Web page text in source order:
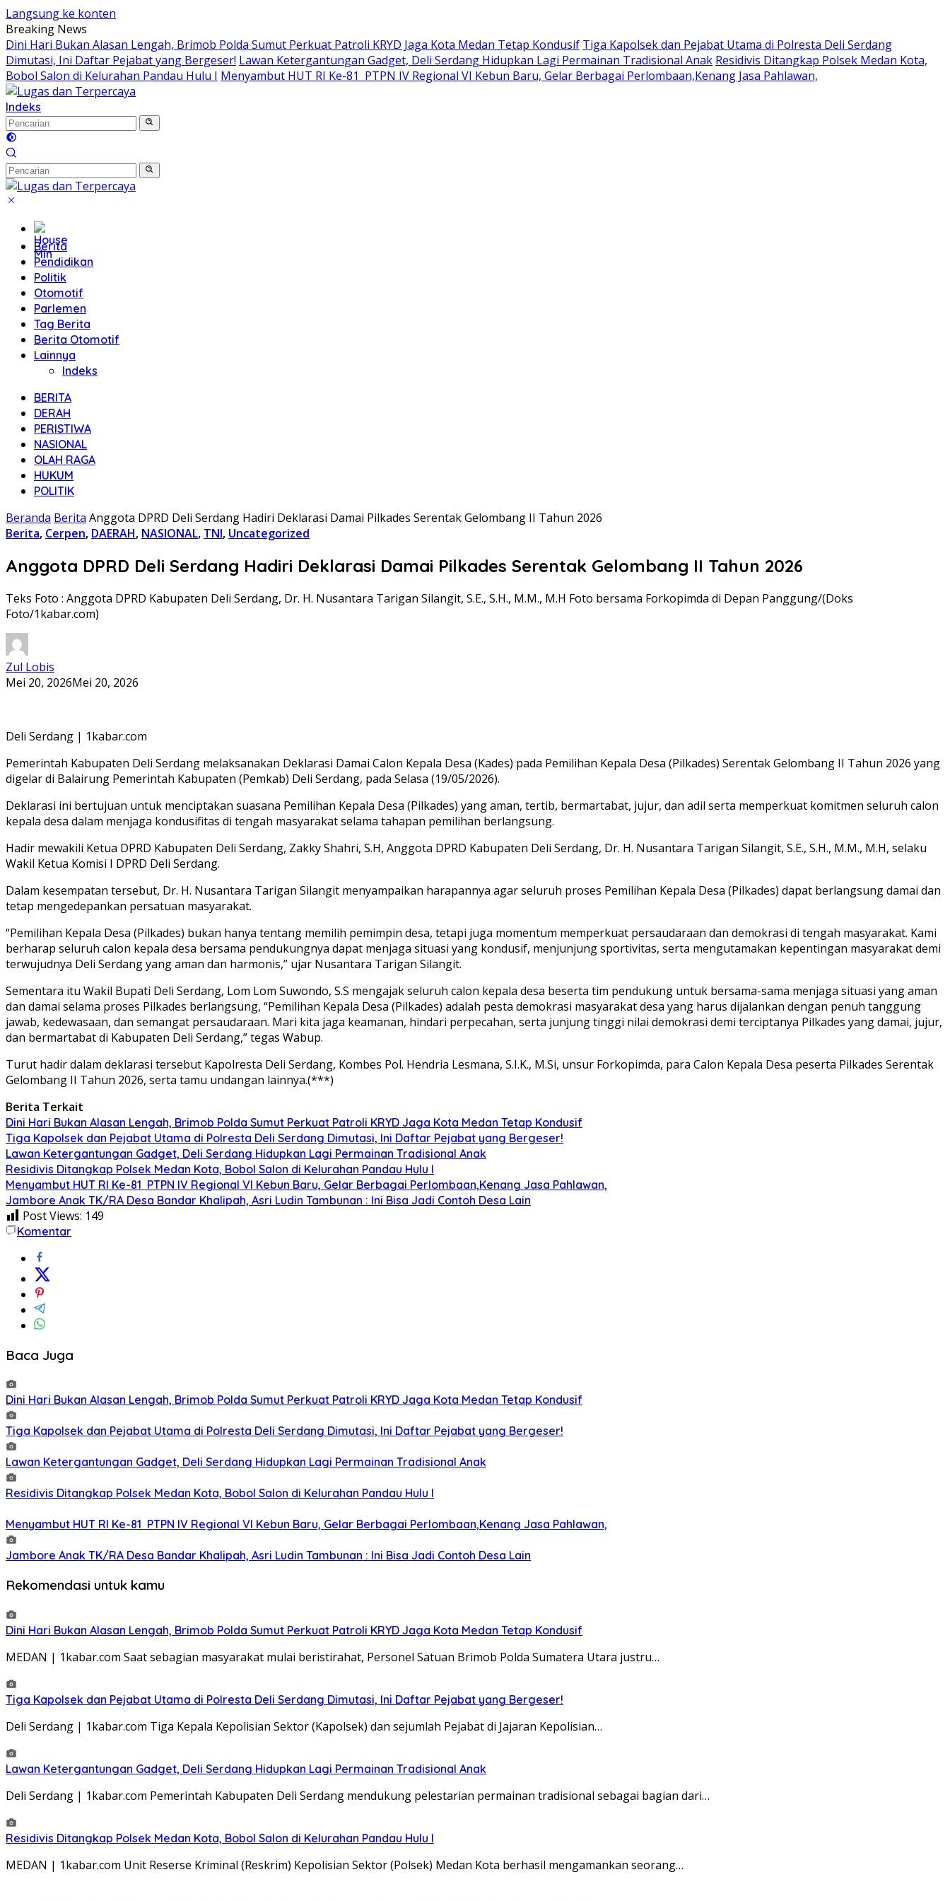
Langsung ke konten
Breaking News
Dini Hari Bukan Alasan Lengah, Brimob Polda Sumut Perkuat Patroli KRYD Jaga Kota Medan Tetap Kondusif Tiga Kapolsek dan Pejabat Utama di Polresta Deli Serdang
Dimutasi, Ini Daftar Pejabat yang Bergeser! Lawan Ketergantungan Gadget, Deli Serdang Hidupkan Lagi Permainan Tradisional Anak Residivis Ditangkap Polsek Medan Kota,
Bobol Salon di Kelurahan Pandau Hulu I Menyambut HUT RI Ke-81 PTPN IV Regional VI Kebun Baru, Gelar Berbagai Perlombaan,Kenang Jasa Pahlawan,
Indeks
Berita
Pendidikan
Politik
Otomotif
Parlemen
Tag Berita
Berita Otomotif
Lainnya
Indeks
BERITA
DERAH
PERISTIWA
NASIONAL
OLAH RAGA
HUKUM
POLITIK
Beranda Berita Anggota DPRD Deli Serdang Hadiri Deklarasi Damai Pilkades Serentak Gelombang II Tahun 2026
Berita, Cerpen, DAERAH, NASIONAL, TNI, Uncategorized
Anggota DPRD Deli Serdang Hadiri Deklarasi Damai Pilkades Serentak Gelombang II Tahun 2026
Teks Foto : Anggota DPRD Kabupaten Deli Serdang, Dr. H. Nusantara Tarigan Silangit, S.E., S.H., M.M., M.H Foto bersama Forkopimda di Depan Panggung/(Doks
Foto/1kabar.com)
Zul Lobis
Mei 20, 2026Mei 20, 2026
Deli Serdang | 1kabar.com
Pemerintah Kabupaten Deli Serdang melaksanakan Deklarasi Damai Calon Kepala Desa (Kades) pada Pemilihan Kepala Desa (Pilkades) Serentak Gelombang II Tahun 2026 yang
digelar di Balairung Pemerintah Kabupaten (Pemkab) Deli Serdang, pada Selasa (19/05/2026).
Deklarasi ini bertujuan untuk menciptakan suasana Pemilihan Kepala Desa (Pilkades) yang aman, tertib, bermartabat, jujur, dan adil serta memperkuat komitmen seluruh calon
kepala desa dalam menjaga kondusifitas di tengah masyarakat selama tahapan pemilihan berlangsung.
Hadir mewakili Ketua DPRD Kabupaten Deli Serdang, Zakky Shahri, S.H, Anggota DPRD Kabupaten Deli Serdang, Dr. H. Nusantara Tarigan Silangit, S.E., S.H., M.M., M.H, selaku
Wakil Ketua Komisi I DPRD Deli Serdang.
Dalam kesempatan tersebut, Dr. H. Nusantara Tarigan Silangit menyampaikan harapannya agar seluruh proses Pemilihan Kepala Desa (Pilkades) dapat berlangsung damai dan
tetap mengedepankan persatuan masyarakat.
“Pemilihan Kepala Desa (Pilkades) bukan hanya tentang memilih pemimpin desa, tetapi juga momentum memperkuat persaudaraan dan demokrasi di tengah masyarakat. Kami
berharap seluruh calon kepala desa bersama pendukungnya dapat menjaga situasi yang kondusif, menjunjung sportivitas, serta mengutamakan kepentingan masyarakat demi
terwujudnya Deli Serdang yang aman dan harmonis,” ujar Nusantara Tarigan Silangit.
Sementara itu Wakil Bupati Deli Serdang, Lom Lom Suwondo, S.S mengajak seluruh calon kepala desa beserta tim pendukung untuk bersama-sama menjaga situasi yang aman
dan damai selama proses Pilkades berlangsung, “Pemilihan Kepala Desa (Pilkades) adalah pesta demokrasi masyarakat desa yang harus dijalankan dengan penuh tanggung
jawab, kedewasaan, dan semangat persaudaraan. Mari kita jaga keamanan, hindari perpecahan, serta junjung tinggi nilai demokrasi demi terciptanya Pilkades yang damai, jujur,
dan bermartabat di Kabupaten Deli Serdang,” tegas Wabup.
Turut hadir dalam deklarasi tersebut Kapolresta Deli Serdang, Kombes Pol. Hendria Lesmana, S.I.K., M.Si, unsur Forkopimda, para Calon Kepala Desa peserta Pilkades Serentak
Gelombang II Tahun 2026, serta tamu undangan lainnya.(***)
Berita Terkait
Dini Hari Bukan Alasan Lengah, Brimob Polda Sumut Perkuat Patroli KRYD Jaga Kota Medan Tetap Kondusif
Tiga Kapolsek dan Pejabat Utama di Polresta Deli Serdang Dimutasi, Ini Daftar Pejabat yang Bergeser!
Lawan Ketergantungan Gadget, Deli Serdang Hidupkan Lagi Permainan Tradisional Anak
Residivis Ditangkap Polsek Medan Kota, Bobol Salon di Kelurahan Pandau Hulu I
Menyambut HUT RI Ke-81 PTPN IV Regional VI Kebun Baru, Gelar Berbagai Perlombaan,Kenang Jasa Pahlawan,
Jambore Anak TK/RA Desa Bandar Khalipah, Asri Ludin Tambunan : Ini Bisa Jadi Contoh Desa Lain
Post Views: 149
Komentar
Baca Juga
Dini Hari Bukan Alasan Lengah, Brimob Polda Sumut Perkuat Patroli KRYD Jaga Kota Medan Tetap Kondusif
Tiga Kapolsek dan Pejabat Utama di Polresta Deli Serdang Dimutasi, Ini Daftar Pejabat yang Bergeser!
Lawan Ketergantungan Gadget, Deli Serdang Hidupkan Lagi Permainan Tradisional Anak
Residivis Ditangkap Polsek Medan Kota, Bobol Salon di Kelurahan Pandau Hulu I
Menyambut HUT RI Ke-81 PTPN IV Regional VI Kebun Baru, Gelar Berbagai Perlombaan,Kenang Jasa Pahlawan,
Jambore Anak TK/RA Desa Bandar Khalipah, Asri Ludin Tambunan : Ini Bisa Jadi Contoh Desa Lain
Rekomendasi untuk kamu
Dini Hari Bukan Alasan Lengah, Brimob Polda Sumut Perkuat Patroli KRYD Jaga Kota Medan Tetap Kondusif
MEDAN | 1kabar.com Saat sebagian masyarakat mulai beristirahat, Personel Satuan Brimob Polda Sumatera Utara justru…
Tiga Kapolsek dan Pejabat Utama di Polresta Deli Serdang Dimutasi, Ini Daftar Pejabat yang Bergeser!
Deli Serdang | 1kabar.com Tiga Kepala Kepolisian Sektor (Kapolsek) dan sejumlah Pejabat di Jajaran Kepolisian…
Lawan Ketergantungan Gadget, Deli Serdang Hidupkan Lagi Permainan Tradisional Anak
Deli Serdang | 1kabar.com Pemerintah Kabupaten Deli Serdang mendukung pelestarian permainan tradisional sebagai bagian dari…
Residivis Ditangkap Polsek Medan Kota, Bobol Salon di Kelurahan Pandau Hulu I
MEDAN | 1kabar.com Unit Reserse Kriminal (Reskrim) Kepolisian Sektor (Polsek) Medan Kota berhasil mengamankan seorang…